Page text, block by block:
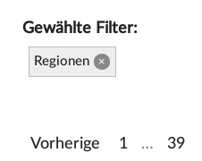
Gewählte Filter:
Regionen ×
Vorherige 1 … 39